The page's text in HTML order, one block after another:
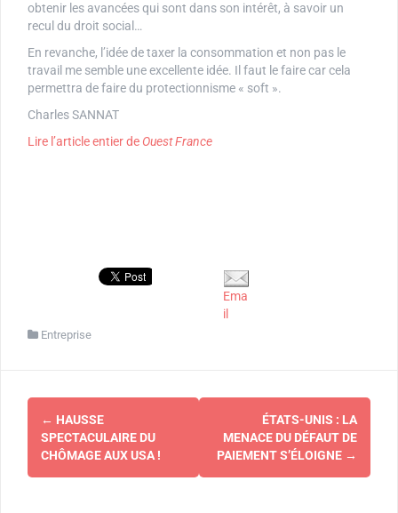
obtenir les avancées qui sont dans son intérêt, à savoir un
recul du droit social…
En revanche, l’idée de taxer la consommation et non pas le
travail me semble une excellente idée. Il faut le faire car cela
permettra de faire du protectionnisme « soft ».
Charles SANNAT
Lire l’article entier de Ouest France
Ema
il
Entreprise
Navigation
d'article
← HAUSSE
SPECTACULAIRE DU
CHÔMAGE AUX USA !
ÉTATS-UNIS : LA
MENACE DU DÉFAUT DE
PAIEMENT S’ÉLOIGNE →